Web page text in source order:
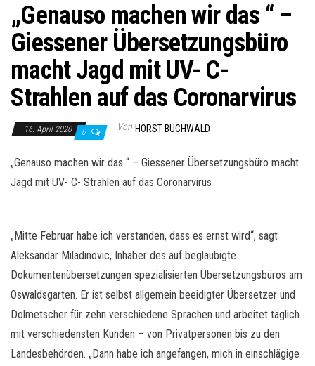
„Genauso machen wir das “ –
Giessener Übersetzungsbüro
macht Jagd mit UV- C-
Strahlen auf das Coronarvirus
16. April 2020 0 Von HORST BUCHWALD
„Genauso machen wir das “ – Giessener Übersetzungsbüro macht
Jagd mit UV- C- Strahlen auf das Coronarvirus
„Mitte Februar habe ich verstanden, dass es ernst wird“, sagt
Aleksandar Miladinovic, Inhaber des auf beglaubigte
Dokumentenübersetzungen spezialisierten Übersetzungsbüros am
Oswaldsgarten. Er ist selbst allgemein beeidigter Übersetzer und
Dolmetscher für zehn verschiedene Sprachen und arbeitet täglich
mit verschiedensten Kunden – von Privatpersonen bis zu den
Landesbehörden. „Dann habe ich angefangen, mich in einschlägige